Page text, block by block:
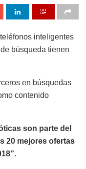
inteligentes
búsqueda tienen
en búsquedas
contenido
son parte del
20 mejores ofertas